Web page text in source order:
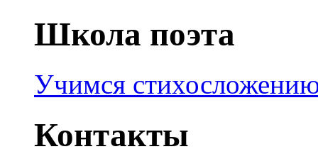
Школа поэта
Учимся
Контакты